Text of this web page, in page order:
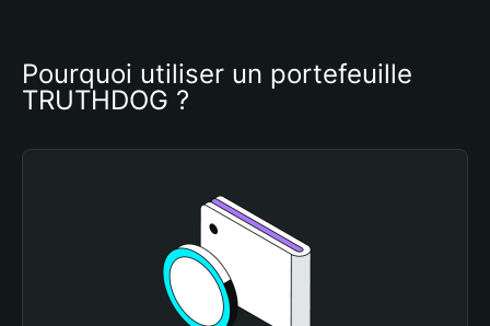
Pourquoi utiliser un portefeuille
TRUTHDOG ?